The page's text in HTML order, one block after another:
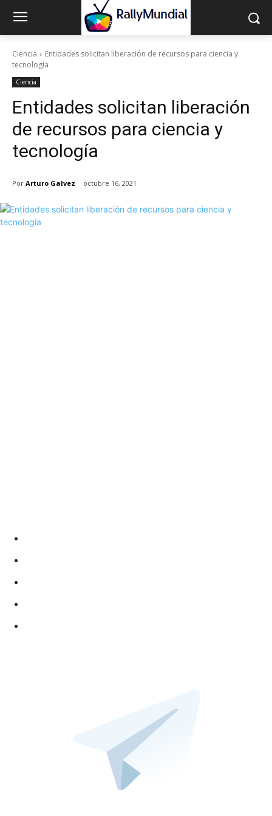
Ciencia
Entidades solicitan liberación de recursos para ciencia y
tecnología
Ciencia
Entidades solicitan liberación
de recursos para ciencia y
tecnología
Por Arturo Galvez octubre 16, 2021